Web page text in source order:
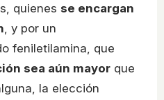
quienes se encargan
, y por un
feniletilamina, que
sea aún mayor que
la elección